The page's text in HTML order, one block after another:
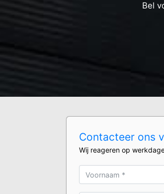
Bel
Contacteer ons
Wij reageren op